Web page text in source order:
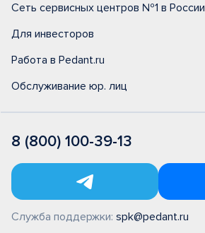
Сеть сервисных центров №1 в России
Для инвесторов
Работа в Pedant.ru
Обслуживание юр. лиц
8 (800) 100-39-13
Служба поддержки: spk@pedant.ru